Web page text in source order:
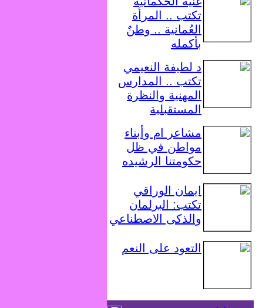
تكتب .. المرأة
العُمانية .. وطنٌ
بأكمله
د لطيفة النعيمي
تكتب .. المدارس
المهنية والنظرة
المستقبلية
مشاعر ام وأبناء
مواطن في ظل
حكومتنا الرشيده
ايمان الوراقي
تكتب: البرلمان
والذكى الاصطناعي
التعود على النعم